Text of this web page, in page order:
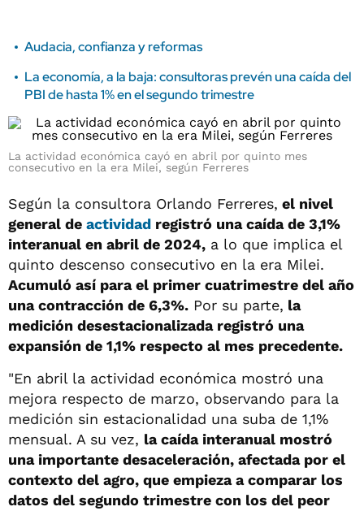
Audacia, confianza y reformas
La economía, a la baja: consultoras prevén una caída del
PBI de hasta 1% en el segundo trimestre
La actividad económica cayó en abril por quinto mes
consecutivo en la era Milei, según Ferreres
Según la consultora Orlando Ferreres, el nivel
general de actividad registró una caída de 3,1%
interanual en abril de 2024, a lo que implica el
quinto descenso consecutivo en la era Milei.
Acumuló así para el primer cuatrimestre del año
una contracción de 6,3%. Por su parte, la
medición desestacionalizada registró una
expansión de 1,1% respecto al mes precedente.
"En abril la actividad económica mostró una
mejora respecto de marzo, observando para la
medición sin estacionalidad una suba de 1,1%
mensual. A su vez, la caída interanual mostró
una importante desaceleración, afectada por el
contexto del agro, que empieza a comparar los
datos del segundo trimestre con los del peor